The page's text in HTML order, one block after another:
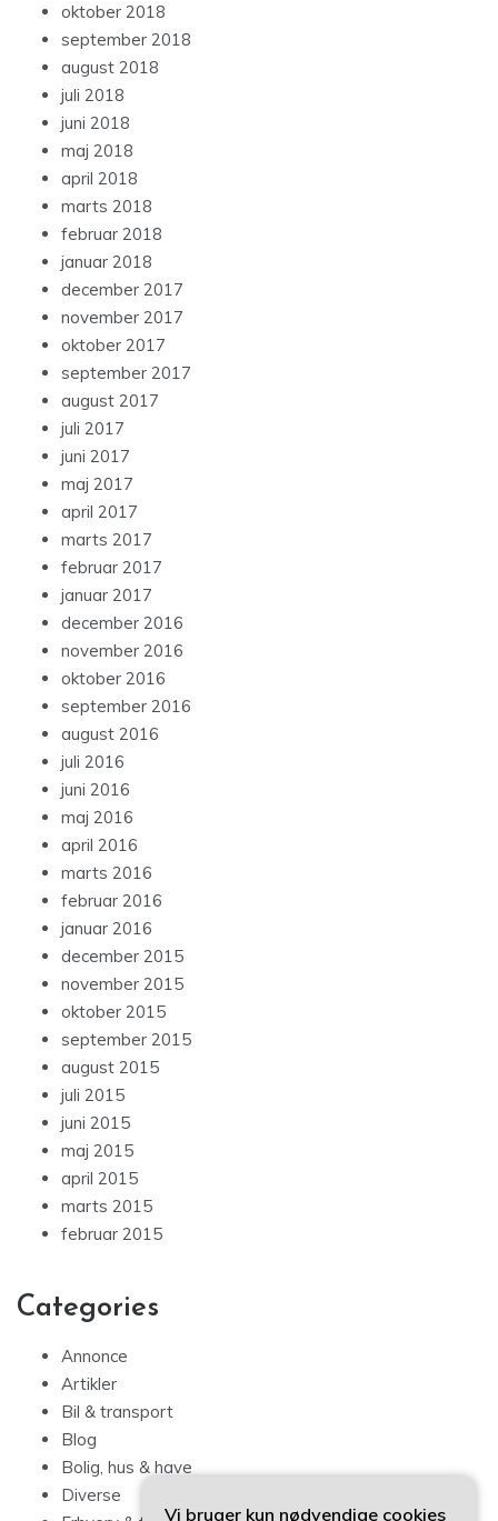
oktober 2018
september 2018
august 2018
juli 2018
juni 2018
maj 2018
april 2018
marts 2018
februar 2018
januar 2018
december 2017
november 2017
oktober 2017
september 2017
august 2017
juli 2017
juni 2017
maj 2017
april 2017
marts 2017
februar 2017
januar 2017
december 2016
november 2016
oktober 2016
september 2016
august 2016
juli 2016
juni 2016
maj 2016
april 2016
marts 2016
februar 2016
januar 2016
december 2015
november 2015
oktober 2015
september 2015
august 2015
juli 2015
juni 2015
maj 2015
april 2015
marts 2015
februar 2015
Categories
Annonce
Artikler
Bil & transport
Blog
Bolig, hus & have
Diverse
Vi bruger kun nødvendige cookies